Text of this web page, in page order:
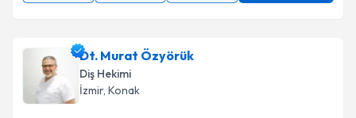
Dt. Murat Özyörük
Diş Hekimi
İzmir, Konak